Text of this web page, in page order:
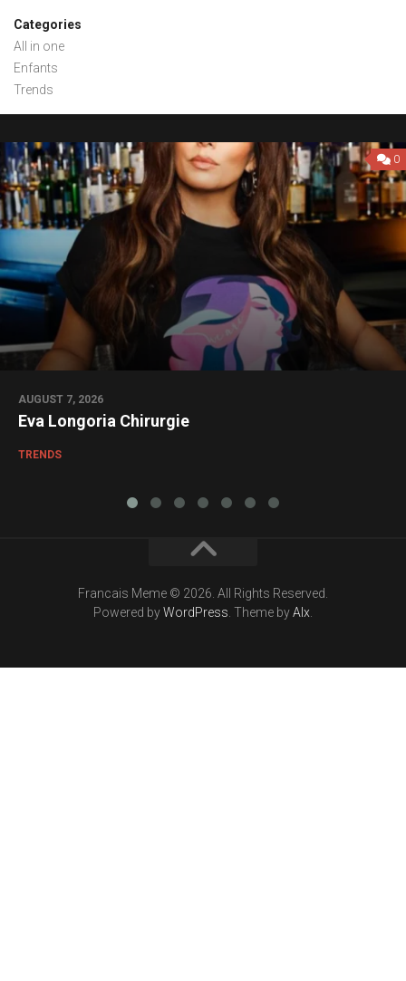
Categories
All in one
Enfants
Trends
0
AUGUST 7, 2026
Eva Longoria Chirurgie
TRENDS
Francais Meme © 2026. All Rights Reserved.
Powered byWordPress . Theme byAlx